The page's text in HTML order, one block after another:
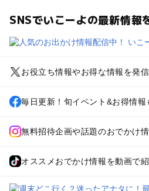
SNSでいこーよの最新情報
お役立ち情報やお得な情報を発信
毎日更新！旬イベント&お得情報
無料招待企画や話題のおでかけ
オススメおでかけ情報を動画で紹